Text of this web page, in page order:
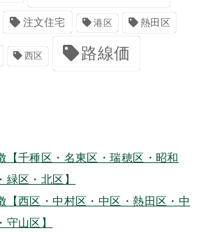
注文住宅 港区 熱田区
西区 路線価
【千種区・名東区・瑞穂区・昭和
区・北区】
【西区・中村区・中区・熱田区・中
守山区】